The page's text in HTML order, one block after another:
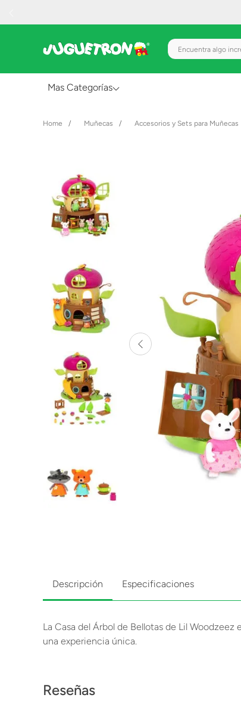
Encuentra algo
Mas Categorías
Creatividad y Arte
Figuras de Acción
Gadgets y Electrónicos
Lanzadores
Muñecas
Construcción
Peluches
Vehículos y Pistas
Muñecas Accesorios y Sets para Muñecas
Descripción Especificaciones
La Casa del Árbol de Bellotas de Lil
una experiencia única.
Reseñas